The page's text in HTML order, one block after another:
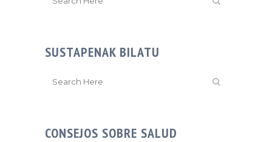
SUSTAPENAK BILATU
CONSEJOS SOBRE SALUD